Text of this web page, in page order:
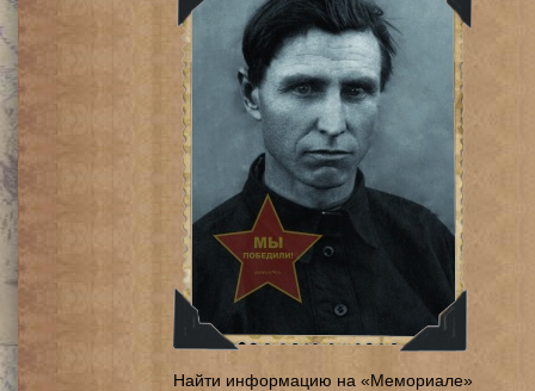
Найти информацию на «Мемориале»